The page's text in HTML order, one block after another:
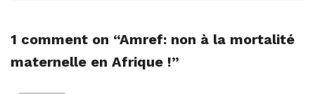
1 comment on “Amref: non à la mortalité
maternelle en Afrique !”